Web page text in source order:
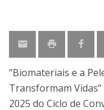
“Biomateriais e a
Transformam
2025 do Ciclo de